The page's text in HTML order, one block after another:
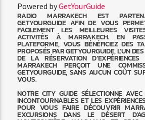
Powered byGetYourGuide
RADIO MARRAKECH EST
GETYOURGUIDE AFIN DE VOUS
FACILEMENT LES MEILLEURES
ACTIVITÉS À MARRAKECH. EN
PLATEFORME, VOUS BÉNÉFICIEZ DES
PROPOSÉS PAR GETYOURGUIDE, L’UN
DE LA RÉSERVATION
MARRAKECH PERÇOIT UNE
GETYOURGUIDE, SANS AUCUN COÛT
VOUS.
NOTRE CITY GUIDE SÉLECTIONNE
INCONTOURNABLES ET LES
POUR VOUS FAIRE DÉCOUVRIR
EXCURSIONS DANS LE DÉSERT